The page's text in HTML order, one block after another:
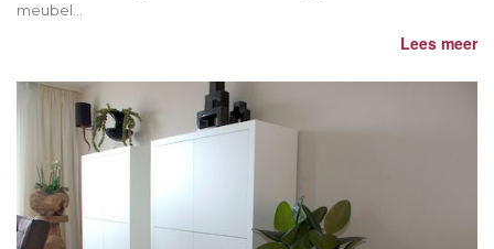
meubel...
Lees meer